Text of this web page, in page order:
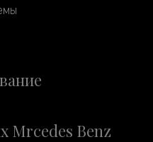
Mrcedes Benz